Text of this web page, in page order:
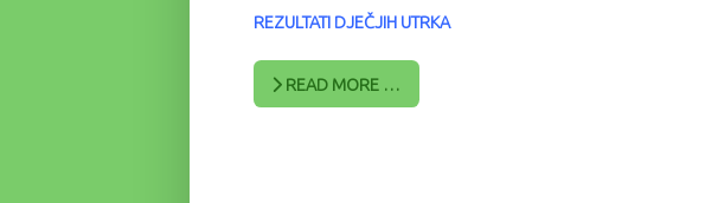
REZULTATI DJEČJIH UTRKA
READ MORE …